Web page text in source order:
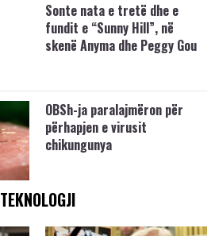
Sonte nata e tretë dhe e
fundit e “Sunny Hill”, në
skenë Anyma dhe Peggy Gou
OBSh-ja paralajmëron për
përhapjen e virusit
chikungunya
TEKNOLOGJI